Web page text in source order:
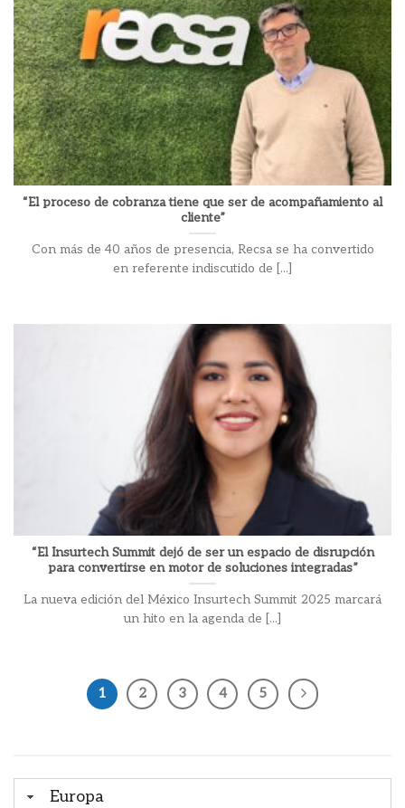
Europa
“El proceso de cobranza tiene que ser de acompañamiento al
cliente”
Con más de 40 años de presencia, Recsa se ha convertido
en referente indiscutido de [...]
“El Insurtech Summit dejó de ser un espacio de disrupción
para convertirse en motor de soluciones integradas”
La nueva edición del México Insurtech Summit 2025 marcará
un hito en la agenda de [...]
1 2 3 4 5